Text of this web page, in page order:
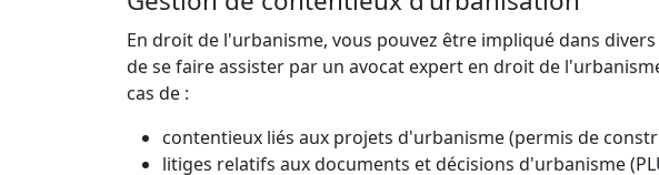
En droit de l'urbanisme, vous pouvez être impliqué dans
de se faire assister par un avocat expert en droit de
cas de :
contentieux liés aux projets d'urbanisme (permis de
litiges relatifs aux documents et décisions d'urbanisme